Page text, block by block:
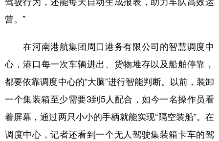
营。”
在河南港航集团周口港务有限公司的智慧调度中
心，港口每一次车辆进出、货物堆存以及船舶停靠，
都要依靠调度中心的“大脑”进行智能判断。以前，装卸
一个集装箱至少需要3到5人配合，如今一名操作员看
着屏幕，通过两只小小的手柄就能实现“隔空装船”。在
调度中心，记者还看到一个无人驾驶集装箱卡车的驾